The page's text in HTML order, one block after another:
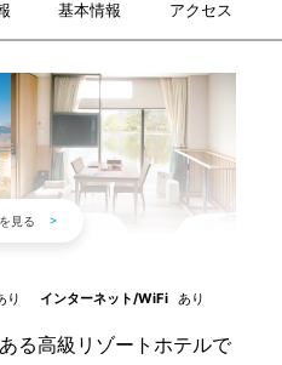
基本情報 アクセス
り インターネット/WiFi あり
る高級リゾートホテルで